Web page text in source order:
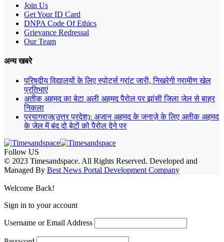
Join Us
Get Your ID Card
DNPA Code Of Ethics
Grievance Redressal
Our Team
अन्य खबरे
परिषदीय विद्यालयों के लिए स्पोर्ट्स ग्रांट जारी, निखरेगी ग्रामीण खेल
प्रतिभाएं
अतीक अहमद का बेटा अली अहमद पैरोल पर झांसी जिला जेल से बाहर
निकला
प्रयागराज(उत्तर प्रदेश): अजान अहमद के जनाज़े के लिए अतीक अहमद
के जेल में बंद दो बेटों को पैरोल देने पर
Follow US
© 2023 Timesandspace. All Rights Reserved. Developed and
Managed By Best News Portal Development Company
Welcome Back!
Sign in to your account
Username or Email Address